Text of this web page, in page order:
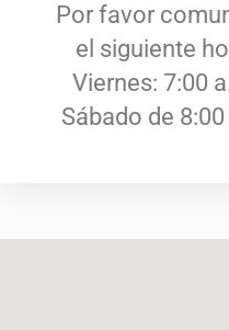
Por favor
el siguiente
Viernes: 7:00
Sábado de